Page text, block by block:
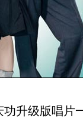
升级版唱片